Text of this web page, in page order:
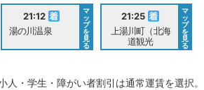
21:12
湯の川温泉
マ
ッ
プ
を
見
る
21:25
上湯川町（北海
道観光
マ
ッ
プ
を
見
る
人・学生・障がい者割引は通常運賃を選択。